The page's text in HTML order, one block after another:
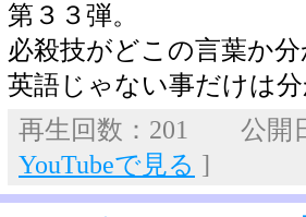
第３３弾。
必殺技がどこの言葉か
英語じゃない事だけは
再生回数：201 公開
YouTubeで見る ]